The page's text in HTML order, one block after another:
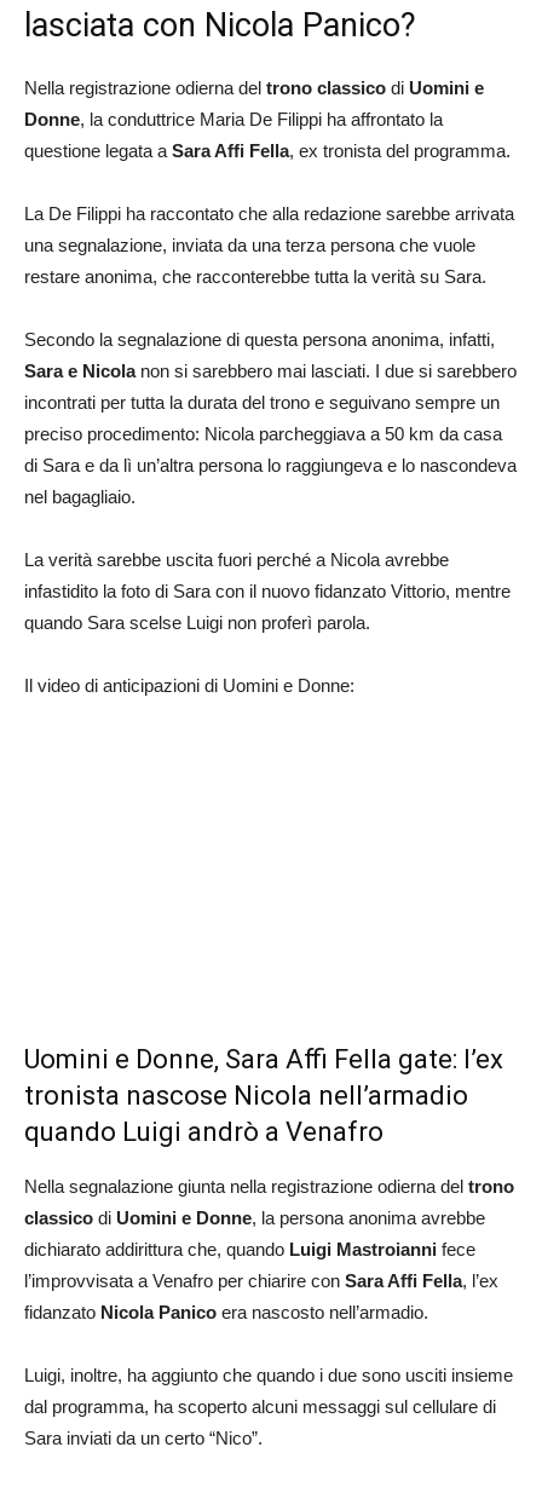
lasciata con Nicola Panico?
Nella registrazione odierna del trono classico di Uomini e
Donne, la conduttrice Maria De Filippi ha affrontato la
questione legata a Sara Affi Fella, ex tronista del programma.
La De Filippi ha raccontato che alla redazione sarebbe arrivata
una segnalazione, inviata da una terza persona che vuole
restare anonima, che racconterebbe tutta la verità su Sara.
Secondo la segnalazione di questa persona anonima, infatti,
Sara e Nicolanon si sarebbero mai lasciati. I due si sarebbero
incontrati per tutta la durata del trono e seguivano sempre un
preciso procedimento: Nicola parcheggiava a 50 km da casa
di Sara e da lì un’altra persona lo raggiungeva e lo nascondeva
nel bagagliaio.
La verità sarebbe uscita fuori perché a Nicola avrebbe
infastidito la foto di Sara con il nuovo fidanzato Vittorio, mentre
quando Sara scelse Luigi non proferì parola.
Il video di anticipazioni di Uomini e Donne:
Uomini e Donne, Sara Affi Fella gate: l’ex
tronista nascose Nicola nell’armadio
quando Luigi andrò a Venafro
Nella segnalazione giunta nella registrazione odierna del trono
classico di Uomini e Donne, la persona anonima avrebbe
dichiarato addirittura che, quando Luigi Mastroianni fece
l’improvvisata a Venafro per chiarire con Sara Affi Fella, l’ex
fidanzato Nicola Panico era nascosto nell’armadio.
Luigi, inoltre, ha aggiunto che quando i due sono usciti insieme
dal programma, ha scoperto alcuni messaggi sul cellulare di
Sara inviati da un certo “Nico”.